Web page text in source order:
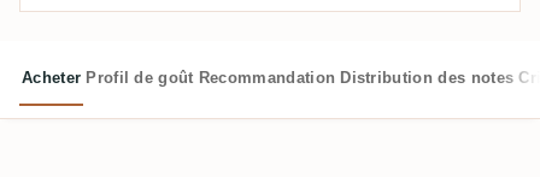
Acheter Profil de goût Recommandation Distribution des notes